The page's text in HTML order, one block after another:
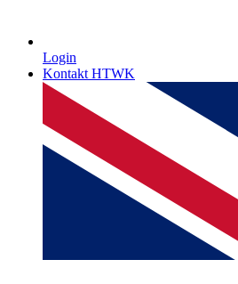
Login
Kontakt HTWK